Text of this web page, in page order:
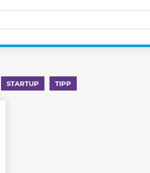
STARTUP TIPP